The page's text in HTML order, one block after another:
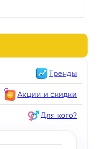
Тренды
Акции и скидки
Для кого?